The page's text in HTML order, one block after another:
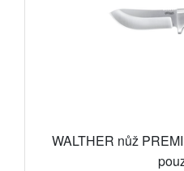
WALTHER nůž